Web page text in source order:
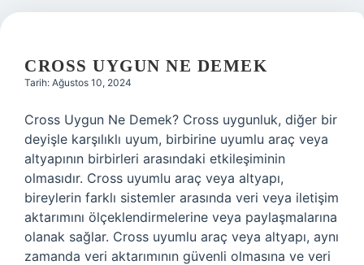
Yasal Uyarı
HIZLI
İLHAM
MOLASI
YAZILAR
CROSS UYGUN NE DEMEK
Tarih: Ağustos 10, 2024
Cross Uygun Ne Demek? Cross uygunluk, diğer bir
deyişle karşılıklı uyum, birbirine uyumlu araç veya
altyapının birbirleri arasındaki etkileşiminin
olmasıdır. Cross uyumlu araç veya altyapı,
bireylerin farklı sistemler arasında veri veya iletişim
aktarımını ölçeklendirmelerine veya paylaşmalarına
olanak sağlar. Cross uyumlu araç veya altyapı, aynı
zamanda veri aktarımının güvenli olmasına ve veri